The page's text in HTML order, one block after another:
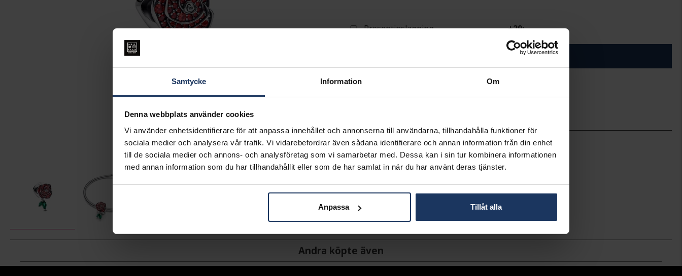
Samtycke Information Om
Denna webbplats använder cookies
Vi använder enhetsidentifierare för att anpassa innehållet och annonserna till användarna, tillhandahålla funktioner för
sociala medier och analysera vår trafik. Vi vidarebefordrar även sådana identifierare och annan information från din enhet
till de sociala medier och annons- och analysföretag som vi samarbetar med. Dessa kan i sin tur kombinera informationen
med annan information som du har tillhandahållit eller som de har samlat in när du har använt deras tjänster.
Anpassa Tillåt alla
Presentinslagning +29:-
LÄGG I VARUKORGEN
Lagervara.
VARUMÄRKE
Pandora Charms
MODELL
793201C02
STEN/PÄRLA
Syntetisk sten
Andra köpte även